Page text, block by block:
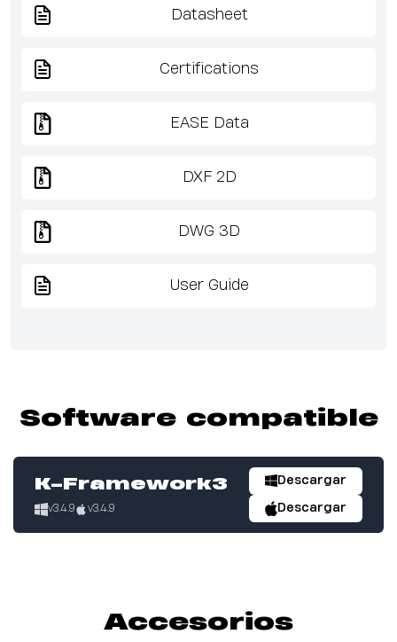
Datasheet
Certifications
EASE Data
DXF 2D
DWG 3D
User Guide
Software compatible
K-Framework3
v3.4.9 v3.4.9
Descargar
Descargar
Accesorios